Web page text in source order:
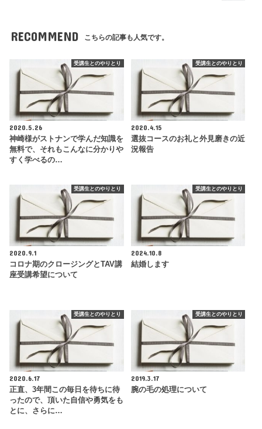
RECOMMEND こちらの記事も人気です。
受講生とのやりとり
2020.5.26
神崎様がストナンで学んだ知識を
無料で、それもこんなに分かりや
すく学べるの…
受講生とのやりとり
2020.4.15
選抜コースのお礼と外見磨きの近
況報告
受講生とのやりとり
2020.9.1
コロナ期のクロージングとTAV講
座受講希望について
受講生とのやりとり
2024.10.8
結婚します
受講生とのやりとり
2020.6.17
正直、3年間この毎日を待ちに待
ったので、頂いた自信や勇気をも
とに、さらに…
受講生とのやりとり
2019.3.17
腕の毛の処理について